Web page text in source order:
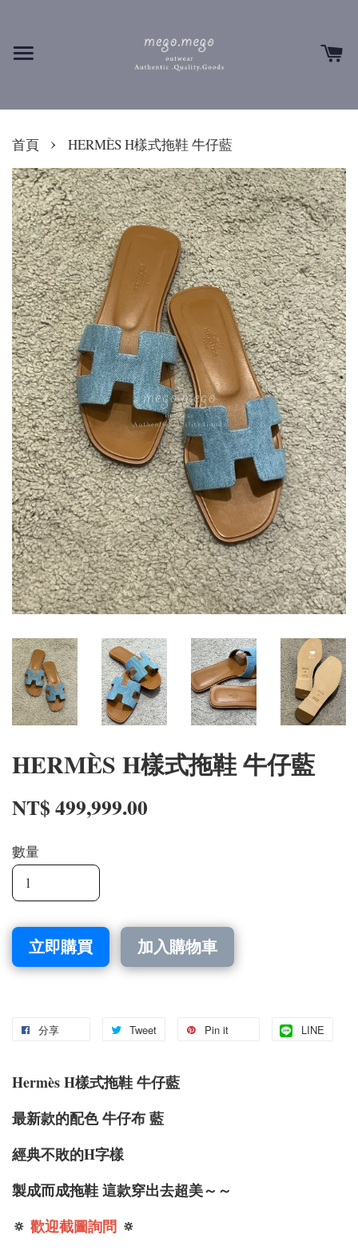
首頁 › HERMÈS H樣式拖鞋 牛仔藍
HERMÈS H樣式拖鞋 牛仔藍
NT$ 499,999.00
數量
立即購買 加入購物車
分享 Tweet Pin it LINE
Hermès H樣式拖鞋 牛仔藍
最新款的配色 牛仔布 藍
經典不敗的H字樣
製成而成拖鞋 這款穿出去超美～～
🔅 歡迎截圖詢問 🔅